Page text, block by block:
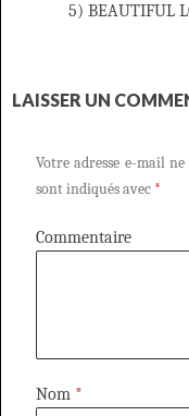
5) BEAUTIFUL
LAISSER UN
Votre adresse e-mail
sont indiqués avec *
Commentaire
Nom *